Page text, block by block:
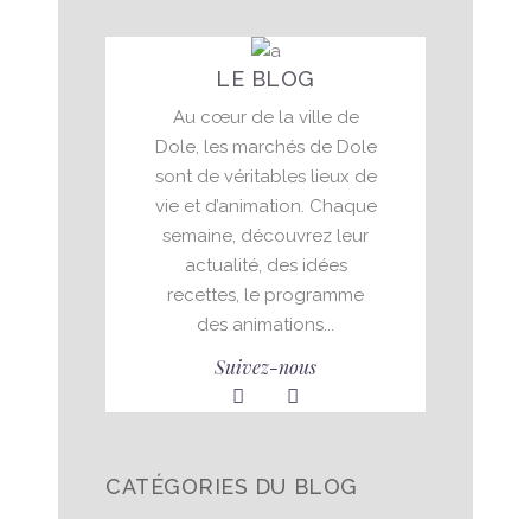
LE BLOG
Au cœur de la ville de
Dole, les marchés de Dole
sont de véritables lieux de
vie et d’animation. Chaque
semaine, découvrez leur
actualité, des idées
recettes, le programme
des animations...
Suivez-nous
CATÉGORIES DU BLOG